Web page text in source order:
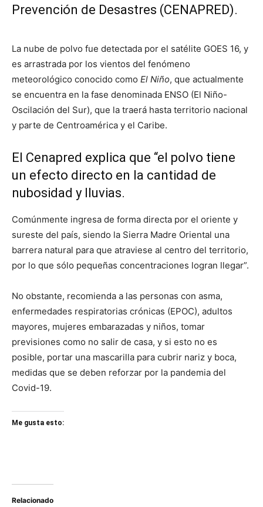
Prevención de Desastres (CENAPRED).
La nube de polvo fue detectada por el satélite GOES 16, y
es arrastrada por los vientos del fenómeno
meteorológico conocido como El Niño, que actualmente
se encuentra en la fase denominada ENSO (El Niño-
Oscilación del Sur), que la traerá hasta territorio nacional
y parte de Centroamérica y el Caribe.
El Cenapred explica que “el polvo tiene
un efecto directo en la cantidad de
nubosidad y lluvias.
Comúnmente ingresa de forma directa por el oriente y
sureste del país, siendo la Sierra Madre Oriental una
barrera natural para que atraviese al centro del territorio,
por lo que sólo pequeñas concentraciones logran llegar”.
No obstante, recomienda a las personas con asma,
enfermedades respiratorias crónicas (EPOC), adultos
mayores, mujeres embarazadas y niños, tomar
previsiones como no salir de casa, y si esto no es
posible, portar una mascarilla para cubrir nariz y boca,
medidas que se deben reforzar por la pandemia del
Covid-19.
Me gusta esto:
Relacionado